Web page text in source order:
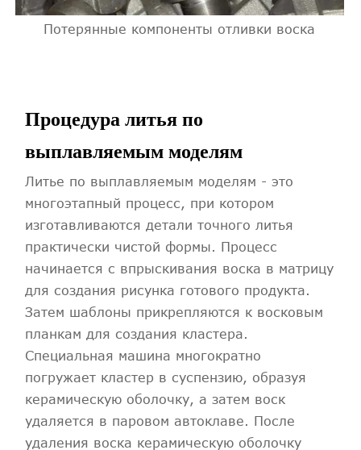
Потерянные компоненты отливки воска
Процедура литья по
выплавляемым моделям
Литье по выплавляемым моделям - это
многоэтапный процесс, при котором
изготавливаются детали точного литья
практически чистой формы. Процесс
начинается с впрыскивания воска в матрицу
для создания рисунка готового продукта.
Затем шаблоны прикрепляются к восковым
планкам для создания кластера.
Специальная машина многократно
погружает кластер в суспензию, образуя
керамическую оболочку, а затем воск
удаляется в паровом автоклаве. После
удаления воска керамическую оболочку